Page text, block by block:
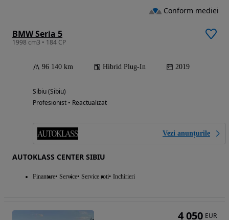
BMW Seria 5
1998 cm3 • 184 CP
96 140 km Hibrid Plug-In 2019
Sibiu (Sibiu)
Profesionist • Reactualizat
Vezi anunțurile
AUTOKLASS CENTER SIBIU
Finantare Service Service roti Inchirieri
Conform mediei
4 050 EUR